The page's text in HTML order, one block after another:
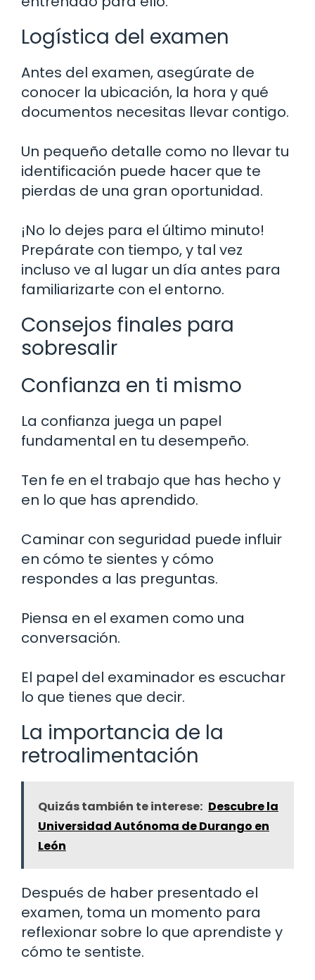
Logística del examen
Antes del examen, asegúrate de
conocer la ubicación, la hora y qué
documentos necesitas llevar contigo.
Un pequeño detalle como no llevar tu
identificación puede hacer que te
pierdas de una gran oportunidad.
¡No lo dejes para el último minuto!
Prepárate con tiempo, y tal vez
incluso ve al lugar un día antes para
familiarizarte con el entorno.
Consejos finales para
sobresalir
Confianza en ti mismo
La confianza juega un papel
fundamental en tu desempeño.
Ten fe en el trabajo que has hecho y
en lo que has aprendido.
Caminar con seguridad puede influir
en cómo te sientes y cómo
respondes a las preguntas.
Piensa en el examen como una
conversación.
El papel del examinador es escuchar
lo que tienes que decir.
La importancia de la
retroalimentación
Quizás también te interese: Descubre la
Universidad Autónoma de Durango en
León
Después de haber presentado el
examen, toma un momento para
reflexionar sobre lo que aprendiste y
cómo te sentiste.